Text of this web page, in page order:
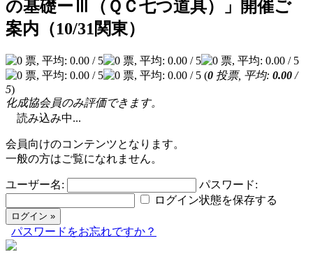
の基礎ーⅢ（ＱＣ七つ道具）」開催ご
案内（10/31関東）
(0 投票, 平均: 0.00 /
5)
化成協会員のみ評価できます。
読み込み中...
会員向けのコンテンツとなります。
一般の方はご覧になれません。
ユーザー名:
パスワード:
ログイン状態を保存する
パスワードをお忘れですか？